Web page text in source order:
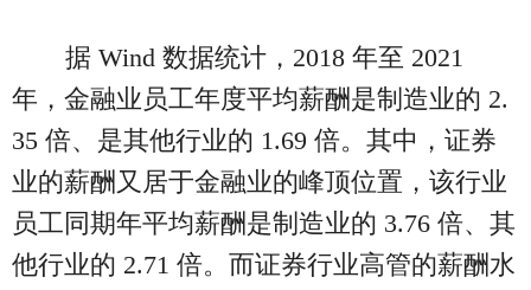
据 Wind 数据统计，2018 年至 2021
年，金融业员工年度平均薪酬是制造业的 2.
35 倍、是其他行业的 1.69 倍。其中，证券
业的薪酬又居于金融业的峰顶位置，该行业
员工同期年平均薪酬是制造业的 3.76 倍、其
他行业的 2.71 倍。而证券行业高管的薪酬水